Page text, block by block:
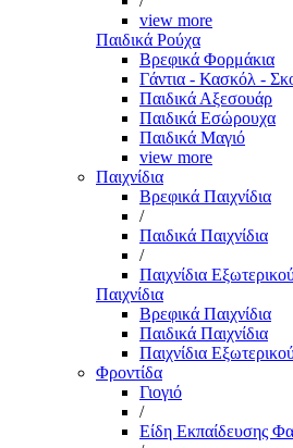
view more
Παιδικά Ρούχα
Βρεφικά Φορμάκια
Γάντια - Κασκόλ -
Παιδικά Αξεσουάρ
Παιδικά Εσώρουχα
Παιδικά Μαγιό
view more
Παιχνίδια
Βρεφικά Παιχνίδια
/
Παιδικά Παιχνίδια
/
Παιχνίδια
Παιχνίδια
Βρεφικά Παιχνίδια
Παιδικά Παιχνίδια
Παιχνίδια
Φροντίδα
Γιογιό
/
Είδη Εκπαίδευσης